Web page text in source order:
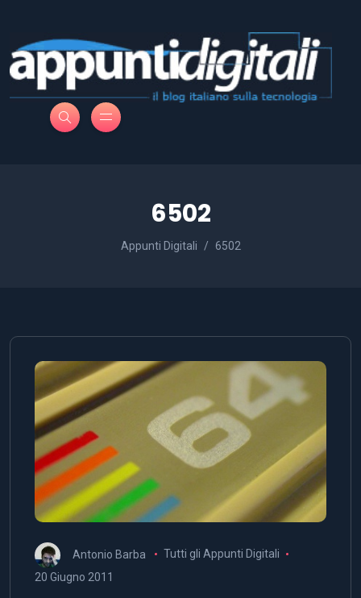
6502
Appunti Digitali 6502
Antonio Barba
Tutti gli Appunti Digitali
20 Giugno 2011